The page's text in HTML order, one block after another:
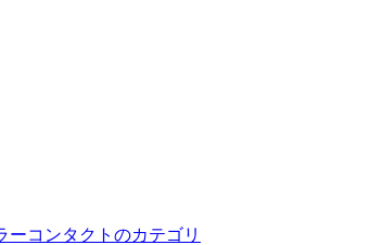
コンタクトのカテゴリ